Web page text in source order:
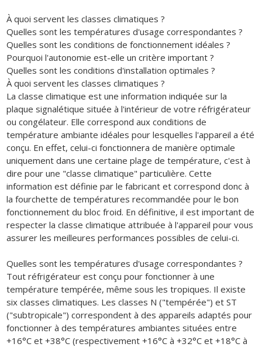
À quoi servent les classes climatiques ?
Quelles sont les températures d'usage correspondantes ?
Quelles sont les conditions de fonctionnement idéales ?
Pourquoi l'autonomie est-elle un critère important ?
Quelles sont les conditions d'installation optimales ?
À quoi servent les classes climatiques ?
La classe climatique est une information indiquée sur la
plaque signalétique située à l'intérieur de votre réfrigérateur
ou congélateur. Elle correspond aux conditions de
température ambiante idéales pour lesquelles l'appareil a été
conçu. En effet, celui-ci fonctionnera de manière optimale
uniquement dans une certaine plage de température, c'est à
dire pour une "classe climatique" particulière. Cette
information est définie par le fabricant et correspond donc à
la fourchette de températures recommandée pour le bon
fonctionnement du bloc froid. En définitive, il est important de
respecter la classe climatique attribuée à l'appareil pour vous
assurer les meilleures performances possibles de celui-ci.
Quelles sont les températures d'usage correspondantes ?
Tout réfrigérateur est conçu pour fonctionner à une
température tempérée, même sous les tropiques. Il existe
six classes climatiques. Les classes N ("tempérée") et ST
("subtropicale") correspondent à des appareils adaptés pour
fonctionner à des températures ambiantes situées entre
+16°C et +38°C (respectivement +16°C à +32°C et +18°C à